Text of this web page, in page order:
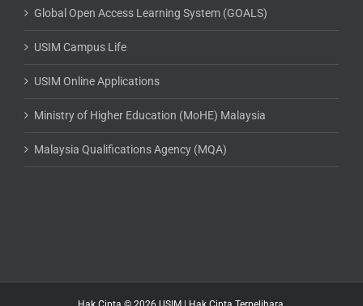
Global Open Access Learning System (GOALS)
USIM Campus Life
USIM Online Applications
Ministry of Higher Education (MoHE) Malaysia
Malaysia Qualifications Agency (MQA)